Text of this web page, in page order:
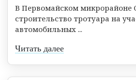
В Первомайском микрорайоне
строительство тротуара на
автомобильных ...
Читать далее